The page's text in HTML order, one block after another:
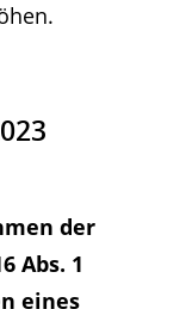
der
Abs. 1
eines